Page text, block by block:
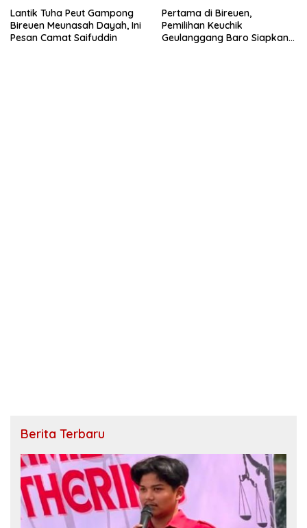
Lantik Tuha Peut Gampong
Bireuen Meunasah Dayah, Ini
Pertama di Bireuen,
Pemilihan Keuchik
Geulanggang Baro Siapkan
Berita Terbaru